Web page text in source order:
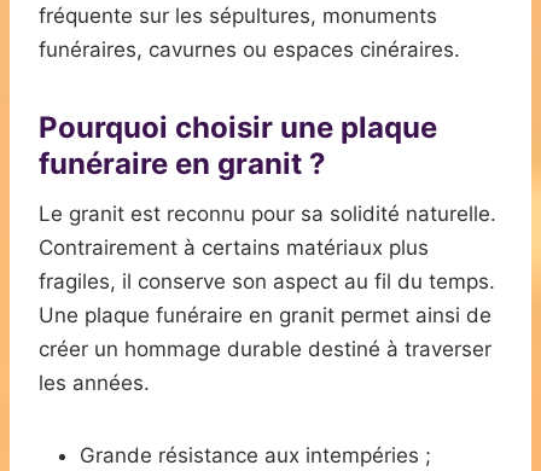
fréquente sur les sépultures, monuments
funéraires, cavurnes ou espaces cinéraires.
Pourquoi choisir une plaque
funéraire en granit ?
Le granit est reconnu pour sa solidité naturelle.
Contrairement à certains matériaux plus
fragiles, il conserve son aspect au fil du temps.
Une plaque funéraire en granit permet ainsi de
créer un hommage durable destiné à traverser
les années.
Grande résistance aux intempéries ;